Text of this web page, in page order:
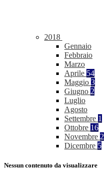
2018
Gennaio
Febbraio
Marzo
Aprile 54
Maggio 3
Giugno 2
Luglio
Agosto
Settembre 1
Ottobre 16
Novembre 2
Dicembre 5
Nessun contenuto da visualizzare